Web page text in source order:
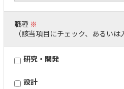
職種 ※
（該当項目にチェック、あるいは
研究・開発
設計